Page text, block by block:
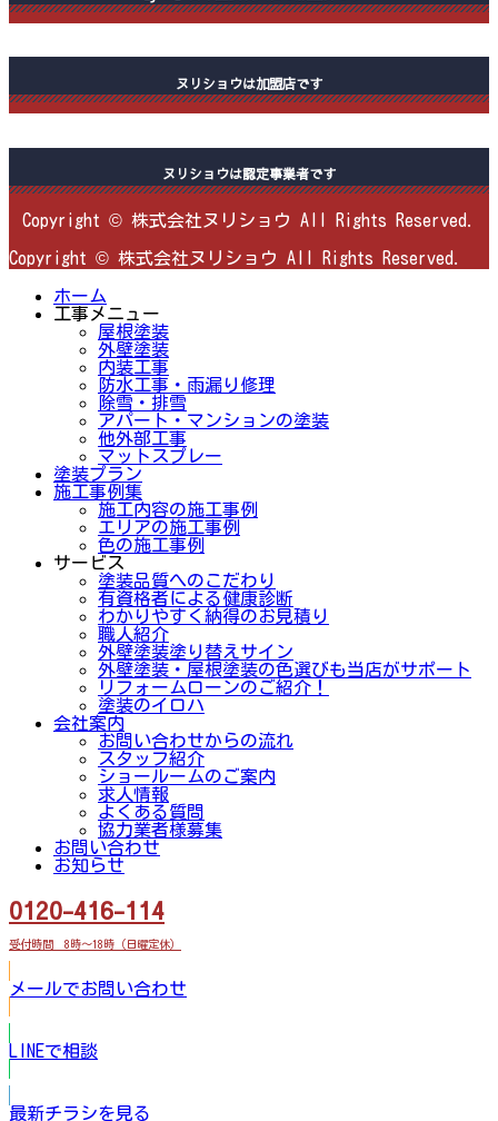
ヌリショウは加盟店です
ヌリショウは認定事業者です
Copyright © 株式会社ヌリショウ All Rights Reserved.
Copyright © 株式会社ヌリショウ All Rights Reserved.
ホーム
工事メニュー
屋根塗装
外壁塗装
内装工事
防水工事・雨漏り修理
除雪・排雪
アパート・マンションの塗装
他外部工事
マットスプレー
塗装プラン
施工事例集
施工内容の施工事例
エリアの施工事例
色の施工事例
サービス
塗装品質へのこだわり
有資格者による健康診断
わかりやすく納得のお見積り
職人紹介
外壁塗装塗り替えサイン
外壁塗装・屋根塗装の色選びも当店がサポート
リフォームローンのご紹介！
塗装のイロハ
会社案内
お問い合わせからの流れ
スタッフ紹介
ショールームのご案内
求人情報
よくある質問
協力業者様募集
お問い合わせ
お知らせ
0120-416-114
受付時間 8時～18時（日曜定休）
メールでお問い合わせ
LINEで相談
最新チラシを見る